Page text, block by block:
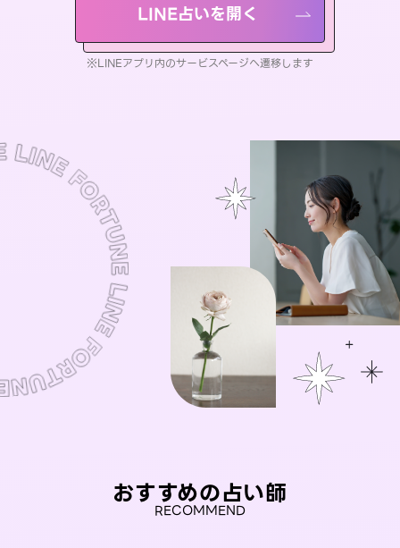
LINE占いを開く
※LINEアプリ内のサービスページへ遷移します
おすすめの占い師
RECOMMEND